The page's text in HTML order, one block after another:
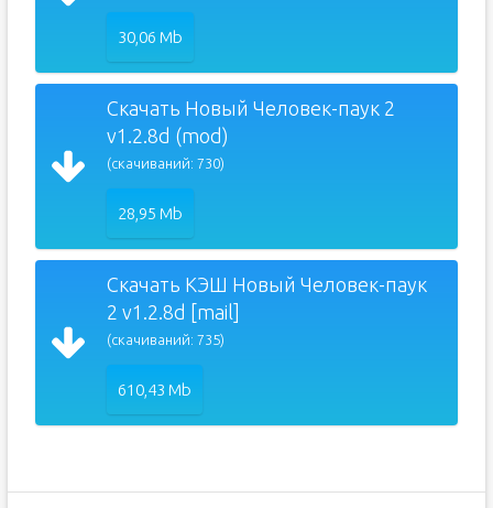
30,06 Mb
Скачать Новый Человек-паук 2
v1.2.8d (mod)
(скачиваний: 730)
28,95 Mb
Скачать КЭШ Новый Человек-паук
2 v1.2.8d [mail]
(скачиваний: 735)
610,43 Mb